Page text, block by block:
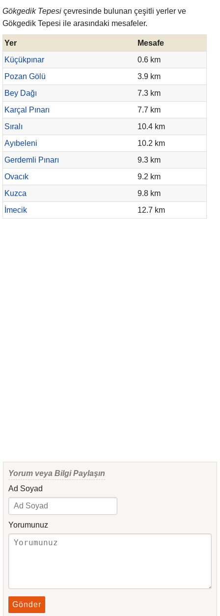
Gökgedik Tepesi çevresinde bulunan çeşitli yerler ve
Gökgedik Tepesi ile arasındaki mesafeler.
Yer
Mesafe
Küçükpınar
0.6 km
Pozan Gölü
3.9 km
Bey Dağı
7.3 km
Karçal Pınarı
7.7 km
Sıralı
10.4 km
Ayıbeleni
10.2 km
Gerdemli Pınarı
9.3 km
Ovacık
9.2 km
Kuzca
9.8 km
İmecik
12.7 km
Yorum veya Bilgi Paylaşın
Ad Soyad
Yorumunuz
Gönder